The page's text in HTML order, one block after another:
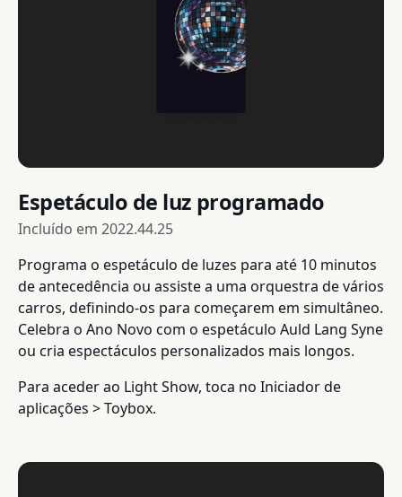
Espetáculo de luz programado
Incluído em 2022.44.25
Programa o espetáculo de luzes para até 10 minutos
de antecedência ou assiste a uma orquestra de vários
carros, definindo-os para começarem em simultâneo.
Celebra o Ano Novo com o espetáculo Auld Lang Syne
ou cria espectáculos personalizados mais longos.
Para aceder ao Light Show, toca no Iniciador de
aplicações > Toybox.